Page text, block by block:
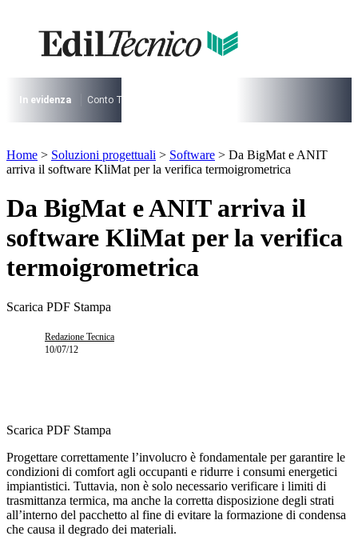
contenuto
I più cercati
Lorem ipsum dolor sit amet consectetur
Lorem ipsum dolor sit amet consectetur
In evidenza Conto Termico
I più cercati
Lorem ipsum dolor sit amet consectetur
Lorem ipsum dolor sit amet consectetur
Home > Soluzioni progettuali > Software > Da BigMat e ANIT
arriva il software KliMat per la verifica termoigrometrica
Da BigMat e ANIT arriva il
software KliMat per la verifica
termoigrometrica
Scarica PDF Stampa
Redazione Tecnica
10/07/12
Scarica PDF Stampa
Progettare correttamente l’involucro è fondamentale per garantire le
condizioni di comfort agli occupanti e ridurre i consumi energetici
impiantistici. Tuttavia, non è solo necessario verificare i limiti di
trasmittanza termica, ma anche la corretta disposizione degli strati
all’interno del pacchetto al fine di evitare la formazione di condensa
che causa il degrado dei materiali.